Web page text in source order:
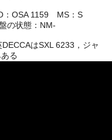
：OSA 1159 MS：S
の状態：NM-
はSXL 6233，ジャ
る